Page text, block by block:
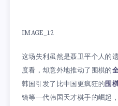
IMAGE_12
这场失利虽然是聂卫平个人的
度看，却意外地推动了围棋的
韩国引发了比中国更疯狂的围
镐等一代韩国天才棋手的崛起